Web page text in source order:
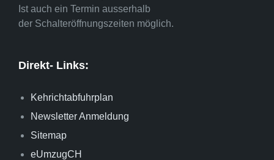
Ist auch ein Termin ausserhalb
der Schalteröffnungszeiten möglich.
Direkt- Links:
Kehrichtabfuhrplan
Newsletter Anmeldung
Sitemap
eUmzugCH